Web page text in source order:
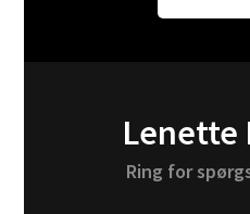
Lenette
Ring for